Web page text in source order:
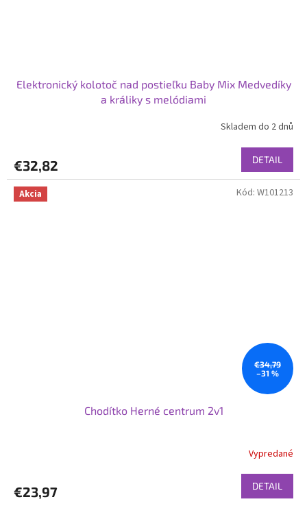
Elektronický kolotoč nad postieľku Baby Mix Medvedíky
a králiky s melódiami
Skladem do 2 dnů
€32,82 DETAIL
Akcia
€34,79
–31 %
Chodítko Herné centrum 2v1
Vypredané
€23,97 DETAIL
Kód: W101213